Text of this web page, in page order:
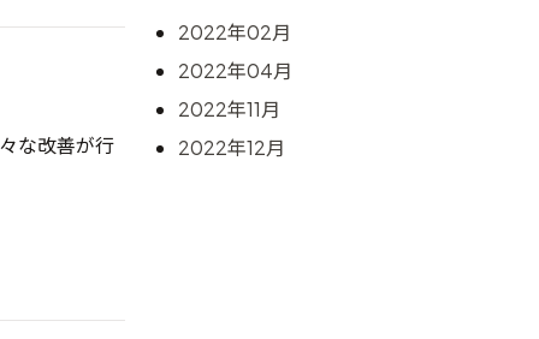
な改善が行
2022年02月
2022年04月
2022年11月
2022年12月